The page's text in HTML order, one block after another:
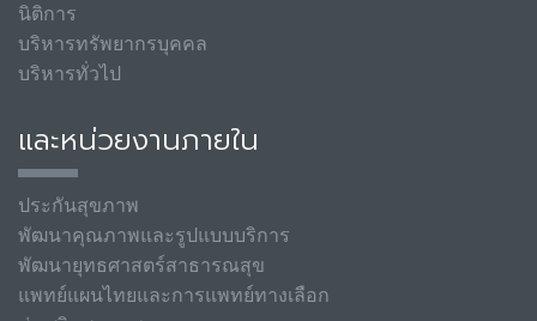
นิติการ
บริหารทรัพยากรบุคคล
บริหารทั่วไป
และหน่วยงานภายใน
ประกันสุขภาพ
พัฒนาคุณภาพและรูปแบบบริการ
พัฒนายุทธศาสตร์สาธารณสุข
แพทย์แผนไทยและการแพทย์ทางเลือก